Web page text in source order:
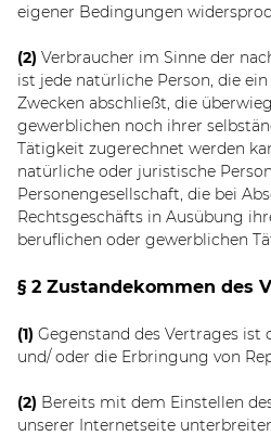
eigener Bedingungen
(2) Verbraucher im Sinne der
ist jede natürliche Person, die
Zwecken abschließt, die
gewerblichen noch ihrer
Tätigkeit zugerechnet werden
natürliche oder juristische
Personengesellschaft, die bei
Rechtsgeschäfts in Ausübung
beruflichen oder gewerblichen
§ 2 Zustandekommen des
(1) Gegenstand des Vertrages ist
und/ oder die Erbringung von
(2) Bereits mit dem Einstellen
unserer Internetseite